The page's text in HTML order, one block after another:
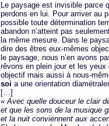
Le paysage est invisible parce
perdons en lui. Pour arriver au
possible toute détermination
abandon n’atteint pas
la même mesure. Dans le
dire des êtres eux-mêmes
le paysage, nous n’en avons
rêvons en plein jour et les
objectif mais aussi à nous-
soi a une orientation
[…]
« Avec quelle douceur le clair
et que les sons de la musique
et la nuit conviennent aux